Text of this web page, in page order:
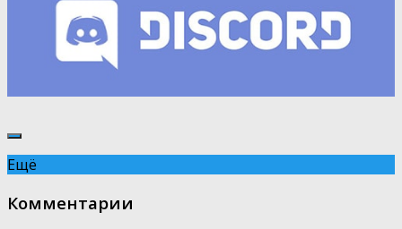
Ещё
Комментарии